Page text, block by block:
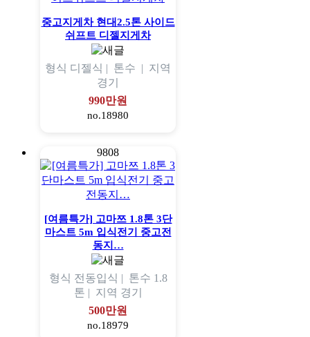
중고지게차 현대2.5톤 사이드
쉬프트 디젤지게차
형식 디젤식 | 톤수 | 지역
경기
990만원
no.18980
9808
[여름특가] 고마쯔 1.8톤 3단
마스트 5m 입식전기 중고전
동지…
형식 전동입식 | 톤수 1.8
톤 | 지역 경기
500만원
no.18979